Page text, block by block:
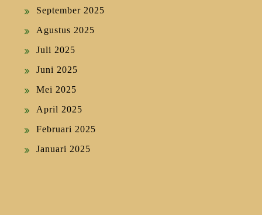
September 2025
Agustus 2025
Juli 2025
Juni 2025
Mei 2025
April 2025
Februari 2025
Januari 2025